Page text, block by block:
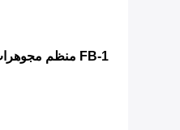
FB-1 منظم مجوهرات DIY وحداتي، E0 MDF PVC الجلد الصنع يدويا الوعاء لخزانة وخزانة التخزين